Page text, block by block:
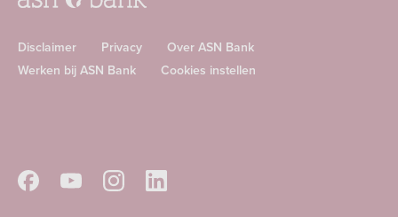
Disclaimer Privacy
Over ASN Bank
Werken bij ASN Bank
Cookies instellen
in
in
Volg
Volg
Volg